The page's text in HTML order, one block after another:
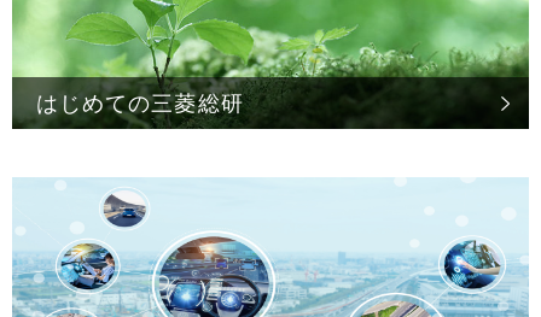
はじめての三菱総研